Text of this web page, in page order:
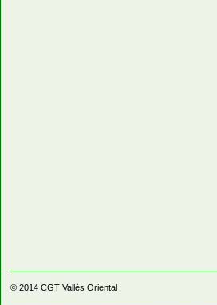
© 2014 CGT Vallès Oriental